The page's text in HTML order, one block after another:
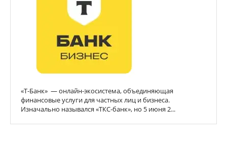
«Т-Банк» — онлайн-экосистема, объединяющая
финансовые услуги для частных лиц и бизнеса.
Изначально назывался «ТКС-банк», но 5 июня 2...